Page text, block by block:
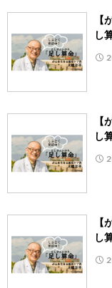
【
し
【
し
【
し